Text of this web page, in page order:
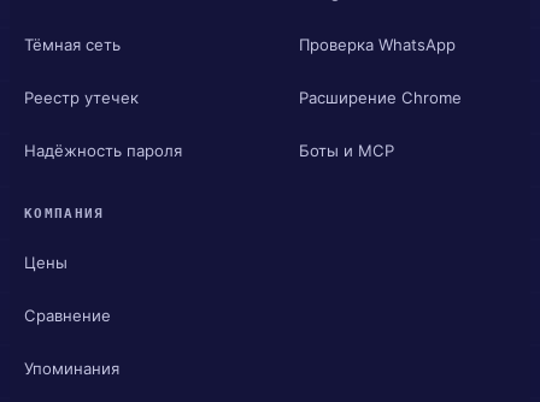
Тёмная сеть
Реестр утечек
Надёжность пароля
Проверка WhatsApp
Расширение Chrome
Боты и MCP
КОМПАНИЯ
Цены
Сравнение
Упоминания